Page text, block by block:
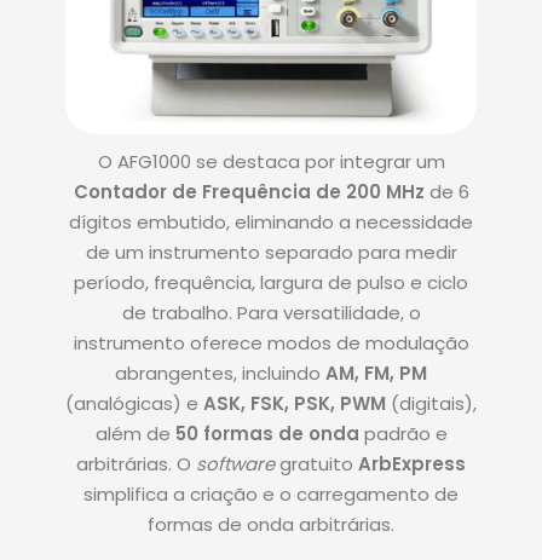
O AFG1000 se destaca por integrar um
Contador de Frequência de 200 MHz de 6
dígitos embutido, eliminando a necessidade
de um instrumento separado para medir
período, frequência, largura de pulso e ciclo
de trabalho. Para versatilidade, o
instrumento oferece modos de modulação
abrangentes, incluindo AM, FM, PM
(analógicas) e ASK, FSK, PSK, PWM (digitais),
além de 50 formas de onda padrão e
arbitrárias. O softwaregratuito ArbExpress
simplifica a criação e o carregamento de
formas de onda arbitrárias.